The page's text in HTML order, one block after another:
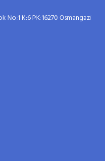
No:1 K:6 PK:16270 Osmangazi